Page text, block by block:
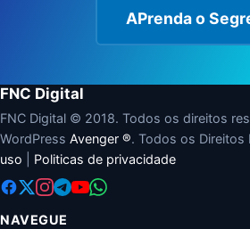
APrenda o
FNC Digital
FNC Digital © 2018. Todos os direitos
WordPress Avenger ®. Todos os Direitos
uso
Politicas de privacidade
NAVEGUE